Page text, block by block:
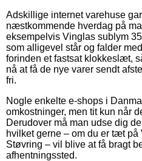
Adskillige internet varehuse
næstkommende hverdag på
eksempelvis Vinglas sublym
som alligevel står og falder
forinden et fastsat klokkeslæt,
nå at få de nye varer sendt
fri.
Nogle enkelte e-shops i
omkostninger, men tit kun når
Derudover må man udse dig
hvilket gerne – om du er tæt
Støvring – vil blive at få bragt
afhentningssted.